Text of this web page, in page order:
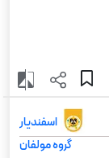
اسفندیار
گروه مولفان